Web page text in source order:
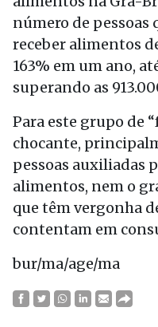
número de pessoas
receber alimentos
163% em um ano,
superando as
Para este grupo de
chocante,
pessoas auxiliadas
alimentos, nem o
que têm vergonha
contentam em
bur/ma/age/ma